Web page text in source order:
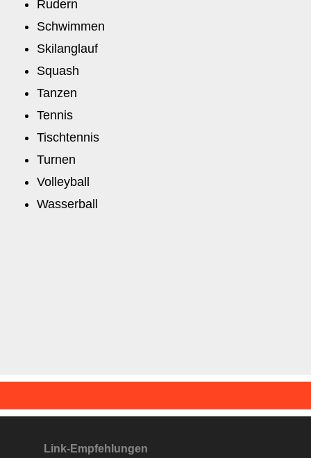
Rudern
Schwimmen
Skilanglauf
Squash
Tanzen
Tennis
Tischtennis
Turnen
Volleyball
Wasserball
Link-Empfehlungen